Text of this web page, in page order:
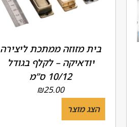
בית מזוזה ממתכת ליצירה
יודאיקה – לקלף בגודל
10/12 ס”מ
₪25.00
הצג מוצר